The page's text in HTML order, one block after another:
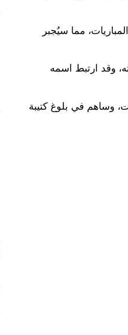
مجددًا في المباريات، مما سيُجبر
وقد ارتبط اسمه
بكل البطولات، وساهم في بلوغ كتيبة